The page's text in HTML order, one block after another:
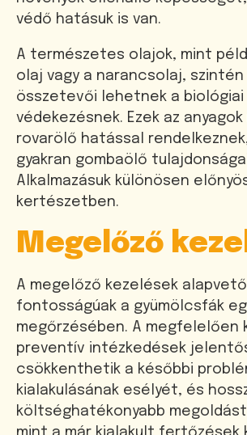
védő hatásuk is van.
A természetes olajok, mint
olaj vagy a narancsolaj,
összetevői lehetnek a biológiai
védekezésnek. Ezek az
rovarölő hatással
gyakran gombaölő
Alkalmazásuk különösen
kertészetben.
Megelőző
A megelőző kezelések alapvető
fontosságúak a gyümölcsfák
megőrzésében. A
preventív intézkedések
csökkenthetik a későbbi
kialakulásának esélyét, és
költséghatékonyabb